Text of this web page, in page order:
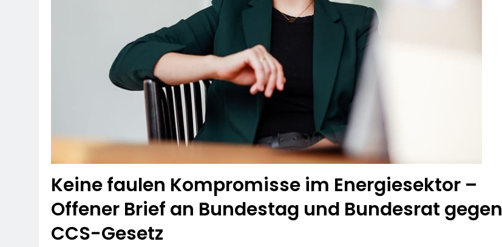
Keine faulen Kompromisse im Energiesektor –
Offener Brief an Bundestag und Bundesrat gegen
CCS-Gesetz